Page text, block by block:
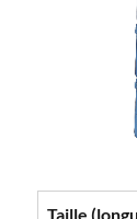
Taille